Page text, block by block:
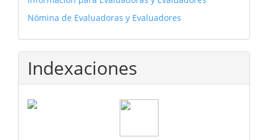
Nómina de Evaluadoras y Evaluadores
Indexaciones